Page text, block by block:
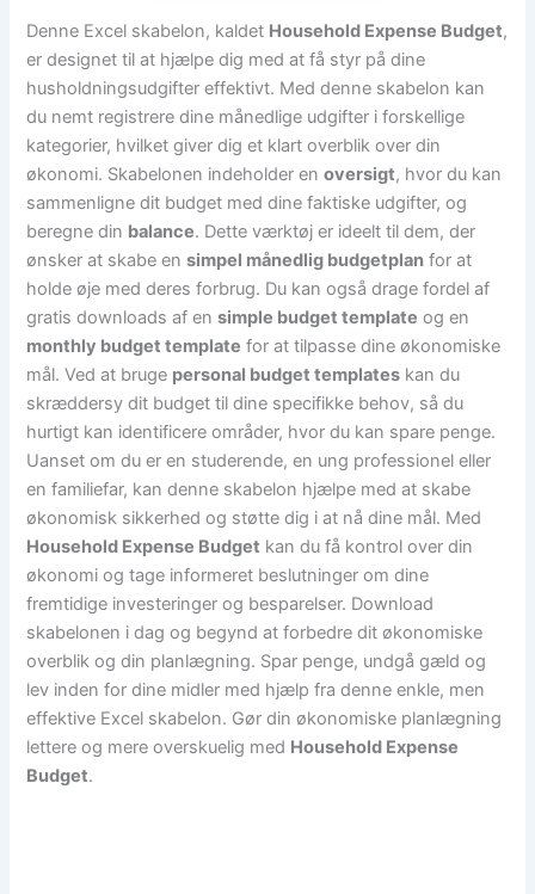
Denne Excel skabelon, kaldet Household Expense Budget,
er designet til at hjælpe dig med at få styr på dine
husholdningsudgifter effektivt. Med denne skabelon kan
du nemt registrere dine månedlige udgifter i forskellige
kategorier, hvilket giver dig et klart overblik over din
økonomi. Skabelonen indeholder enoversigt, hvor du kan
sammenligne dit budget med dine faktiske udgifter, og
beregne din balance. Dette værktøj er ideelt til dem, der
ønsker at skabe ensimpel månedlig budgetplan for at
holde øje med deres forbrug. Du kan også drage fordel af
gratis downloads af ensimple budget template og en
monthly budget template for at tilpasse dine økonomiske
mål. Ved at bruge personal budget templates kan du
skræddersy dit budget til dine specifikke behov, så du
hurtigt kan identificere områder, hvor du kan spare penge.
Uanset om du er en studerende, en ung professionel eller
en familiefar, kan denne skabelon hjælpe med at skabe
økonomisk sikkerhed og støtte dig i at nå dine mål. Med
Household Expense Budget kan du få kontrol over din
økonomi og tage informeret beslutninger om dine
fremtidige investeringer og besparelser. Download
skabelonen i dag og begynd at forbedre dit økonomiske
overblik og din planlægning. Spar penge, undgå gæld og
lev inden for dine midler med hjælp fra denne enkle, men
effektive Excel skabelon. Gør din økonomiske planlægning
lettere og mere overskuelig med Household Expense
Budget.